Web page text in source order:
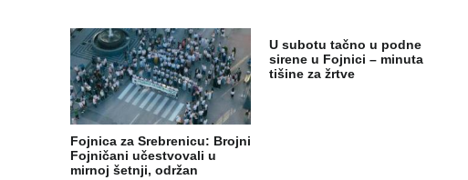
Fojnica za Srebrenicu: Brojni
Fojničani učestvovali u
mirnoj šetnji, održan
U subotu tačno u podne
sirene u Fojnici – minuta
tišine za žrtve